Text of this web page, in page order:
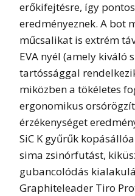
erőkifejtésre, így
eredményeznek. A bot
műcsalikat is extrém
EVA nyél (amely kiváló
tartóssággal
miközben a tökéletes
ergonomikus
érzékenységet
SiC K gyűrűk
sima zsinórfutást,
gubancolódás
Graphiteleader Tiro